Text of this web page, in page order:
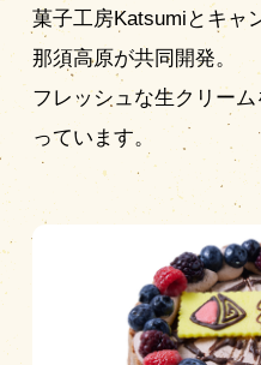
菓子工房Katsumiとキャ
那須高原が共同開発。
フレッシュな生クリー
っています。